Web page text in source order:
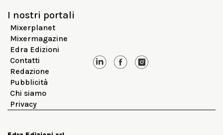
I nostri portali
Mixerplanet
Mixermagazine
Edra Edizioni
Contatti
Redazione
Pubblicità
Chi siamo
Privacy